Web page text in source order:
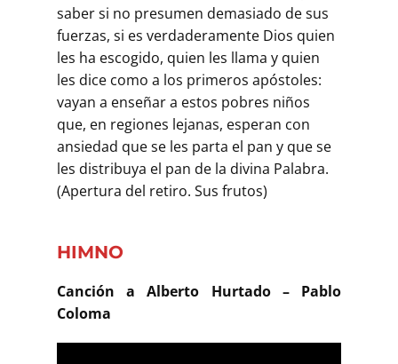
saber si no presumen demasiado de sus
fuerzas, si es verdaderamente Dios quien
les ha escogido, quien les llama y quien
les dice como a los primeros apóstoles:
vayan a enseñar a estos pobres niños
que, en regiones lejanas, esperan con
ansiedad que se les parta el pan y que se
les distribuya el pan de la divina Palabra.
(Apertura del retiro. Sus frutos)
HIMNO
Canción a Alberto Hurtado
– Pablo
Coloma